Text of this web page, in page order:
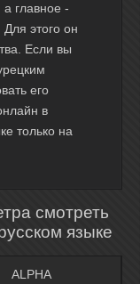
а главное -
этого он
Если вы
его
в
только на
смотреть
языке
ALPHA